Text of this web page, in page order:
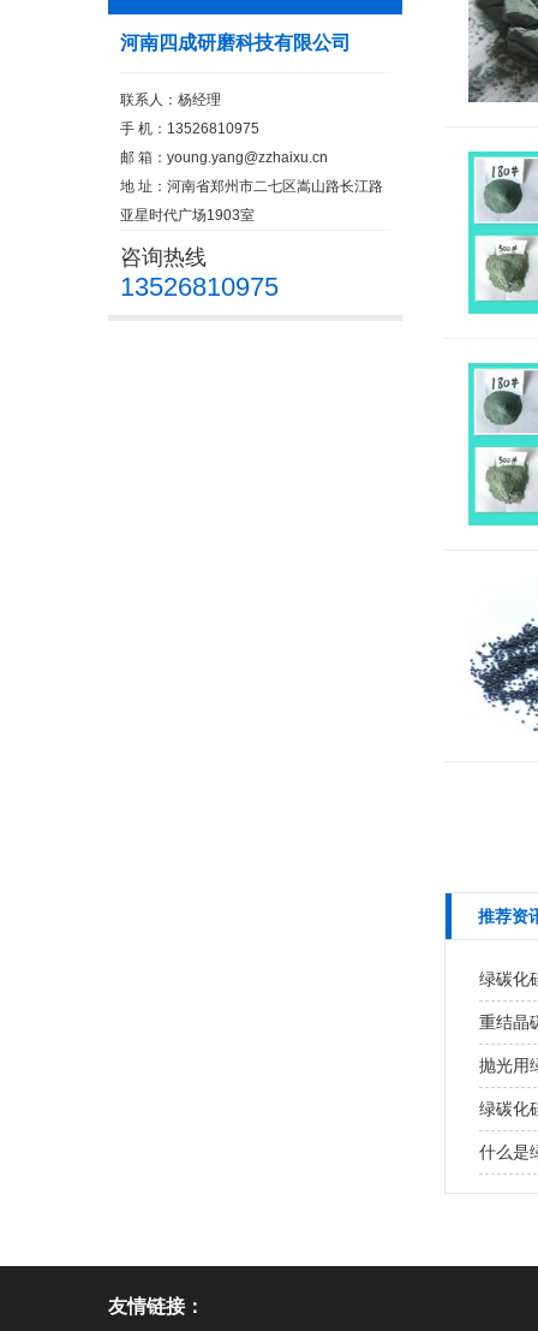
河南四成研磨科技有限公司
联系人：杨经理
手 机：13526810975
邮 箱： young.yang@zzhaixu.cn
地 址：河南省郑州市二七区嵩山路长江路
亚星时代广场1903室
咨询热线
13526810975
推荐资
绿碳化
重结晶
抛光用
绿碳化
什么是
友情链接：